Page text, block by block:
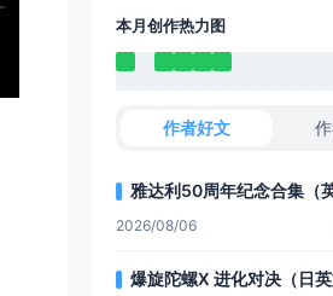
本月创作热力图
作者好文
雅达利50周年纪念合集（英
2026/08/06
爆旋陀螺X 进化对决（日英